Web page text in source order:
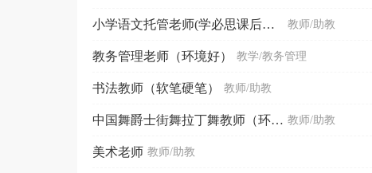
小学语文托管老师(学必思课后托管) 教师/助教
教务管理老师（环境好） 教学/教务管理
书法教师（软笔硬笔） 教师/助教
中国舞爵士街舞拉丁舞教师（环境好+交通方便+补助） 教师/助教
美术老师 教师/助教